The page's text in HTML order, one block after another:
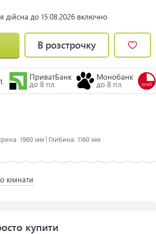
дійсна до 15.08.2026 включно
В розстрочку
ПриватБанк
до 8 пл.
Монобанк
до 8 пл.
1960 мм Глибина: 1160 мм
кімнати
купити